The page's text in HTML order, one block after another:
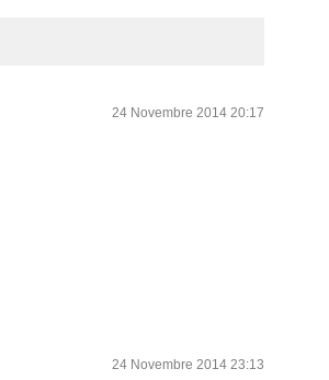
24 Novembre 2014 20:17
24 Novembre 2014 23:13